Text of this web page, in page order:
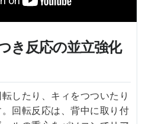
き反応の並立強化
したり、キィをつついたり
回転反応は、背中に取り付